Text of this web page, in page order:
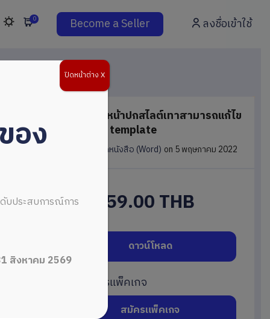
0 Become a Seller ลงชื่อเข้าใช้
เทมเพลตหน้าปกสไลต์เทาสามารถแก้ไข
ได้ Cover template
หน้าปก/ปกหนังสือ (Word) on 5 พฤษภาคม 2022
59.00 THB
ดาวน์โหลด
หรือสมัครแพ็คเกจ
สมัครแพ็คเกจ
อง
ดับประสบการณ์การ
สิงหาคม 2569
ปิดหน้าต่าง X